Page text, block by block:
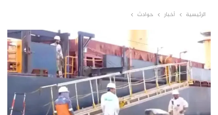
الرئيسية أخبار حوادث